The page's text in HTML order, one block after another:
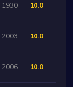
1930 10.0
2003 10.0
2006 10.0